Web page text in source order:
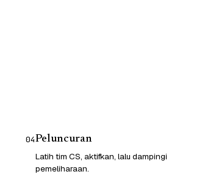
04Peluncuran
Latih tim CS, aktifkan, lalu dampingi
pemeliharaan.